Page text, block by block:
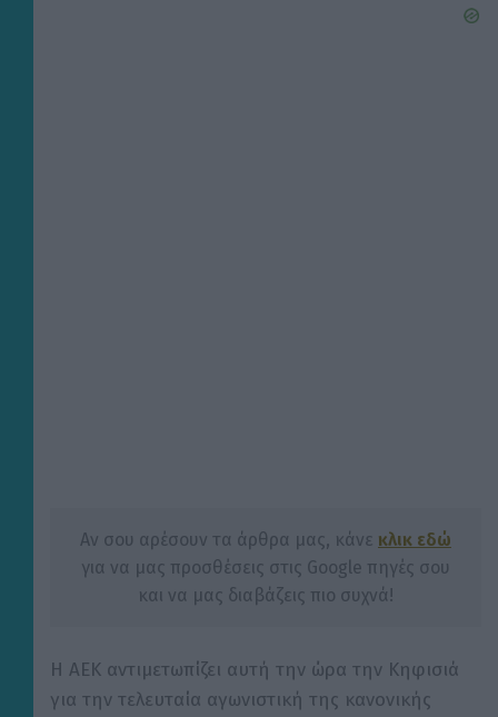
Αν σου αρέσουν τα άρθρα μας, κάνε κλικ εδώ
για να μας προσθέσεις στις Google πηγές σου
και να μας διαβάζεις πιο συχνά!
Η ΑΕΚ αντιμετωπίζει αυτή την ώρα την Κηφισιά
για την τελευταία αγωνιστική της κανονικής